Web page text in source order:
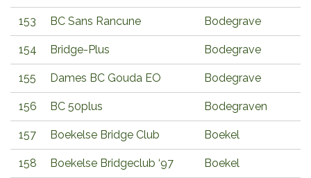
153 BC Sans Rancune Bodegrave
154 Bridge-Plus Bodegrave
155 Dames BC Gouda EO Bodegrave
156 BC 50plus Bodegraven
157 Boekelse Bridge Club Boekel
158 Boekelse Bridgeclub ‘97 Boekel